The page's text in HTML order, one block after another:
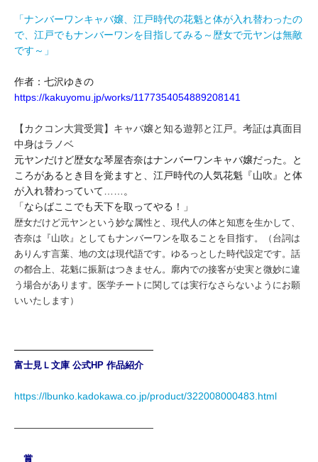
「ナンバーワンキャバ嬢、江戸時代の花魁と体が入れ替わったの
で、江戸でもナンバーワンを目指してみる～歴女で元ヤンは無敵
です～」
作者：七沢ゆきの
https://kakuyomu.jp/works/1177354054889208141
【カクコン大賞受賞】キャバ嬢と知る遊郭と江戸。考証は真面目
中身はラノベ
元ヤンだけど歴女な琴屋杏奈はナンバーワンキャバ嬢だった。と
ころがあるとき目を覚ますと、江戸時代の人気花魁『山吹』と体
が入れ替わっていて……。
「ならばここでも天下を取ってやる！」
歴女だけど元ヤンという妙な属性と、現代人の体と知恵を生かして、
杏奈は『山吹』としてもナンバーワンを取ることを目指す。（台詞は
ありんす言葉、地の文は現代語です。ゆるっとした時代設定です。話
の都合上、花魁に振新はつきません。廓内での接客が史実と微妙に違
う場合があります。医学チートに関しては実行なさらないようにお願
いいたします）
――――――――――――――
富士見Ｌ文庫 公式HP 作品紹介
https://lbunko.kadokawa.co.jp/product/322008000483.html
――――――――――――――
賞